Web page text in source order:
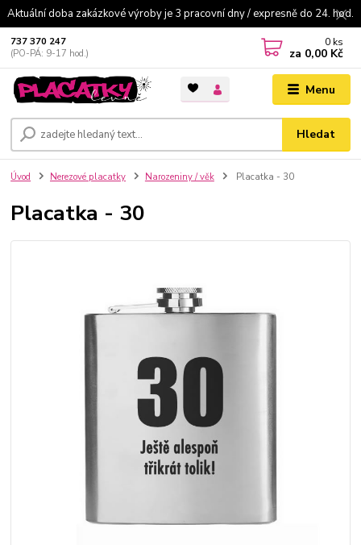
Aktuální doba zakázkové výroby je 3 pracovní dny / expresně do 24. hod.
Menu
Hledat
737 370 247
(PO-PÁ: 9-17 hod.)
0 ks
za 0,00 Kč
Úvod Nerezové placatky Narozeniny / věk Placatka - 30
Placatka - 30